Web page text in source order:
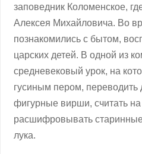
заповедник Коломенское,
Алексея Михайловича. Во
познакомились с бытом,
царских детей. В одной из
средневековый урок, на
гусиным пером,
фигурные вирши, считать на
расшифровывать старинные
лука.